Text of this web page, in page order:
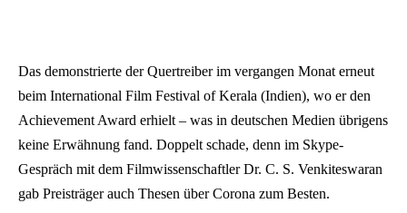
Das demonstrierte der Quertreiber im vergangen Monat erneut
beim International Film Festival of Kerala (Indien), wo er den
Achievement Award erhielt – was in deutschen Medien übrigens
keine Erwähnung fand. Doppelt schade, denn im Skype-
Gespräch mit dem Filmwissenschaftler Dr. C. S. Venkiteswaran
gab Preisträger auch Thesen über Corona zum Besten.